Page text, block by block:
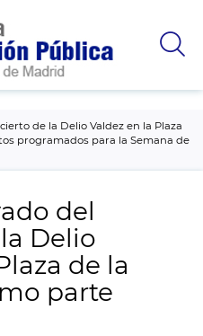
de la Delio Valdez en la Plaza
programados para la Semana de
del
Delio
de la
parte